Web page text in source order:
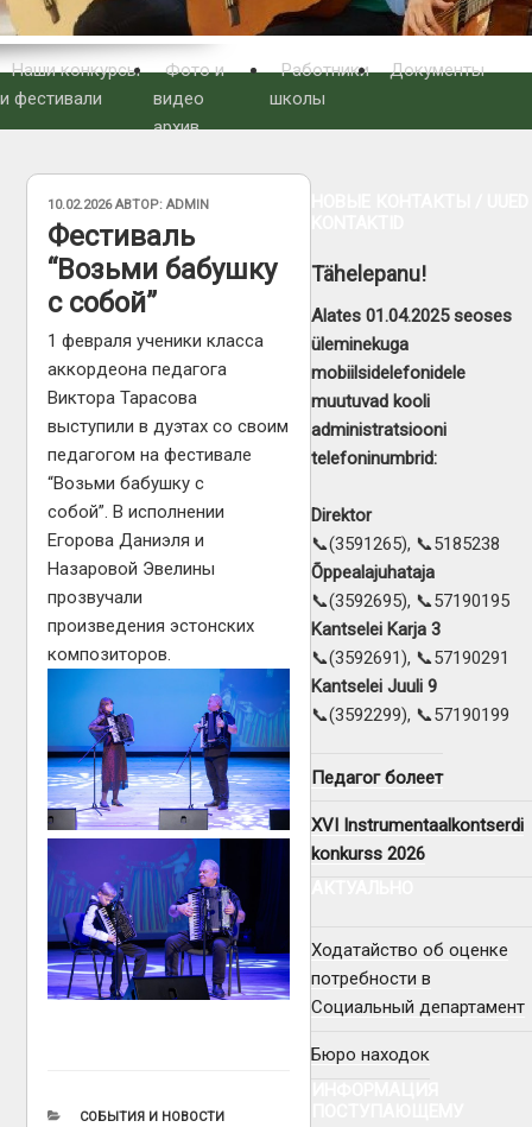
Наши конкурсы
и фестивали
Фото и
видео
архив
Работники
школы
Документы
ОПУБЛИКОВАНО
10.02.2026АВТОР: ADMIN
Фестиваль
“Возьми бабушку
с собой”
1 февраля ученики класса
аккордеона педагога
Виктора Тарасова
выступили в дуэтах со своим
педагогом на фестивале
“Возьми бабушку с
собой”. В исполнении
Егорова Даниэля и
Назаровой Эвелины
прозвучали
произведения эстонских
композиторов.
РУБРИКИ
СОБЫТИЯ И НОВОСТИ
Tähelepanu!
Alates 01.04.2025 seoses
üleminekuga
mobiilsidelefonidele
muutuvad kooli
administratsiooni
telefoninumbrid:
Direktor
📞(3591265), 📞5185238
Õppealajuhataja
📞(3592695), 📞57190195
Kantselei Karja 3
📞(3592691), 📞57190291
Kantselei Juuli 9
📞(3592299), 📞57190199
Педагог болеет
XVI Instrumentaalkontserdi
konkurss 2026
Ходатайство об оценке
потребности в
Социальный департамент
Бюро находок